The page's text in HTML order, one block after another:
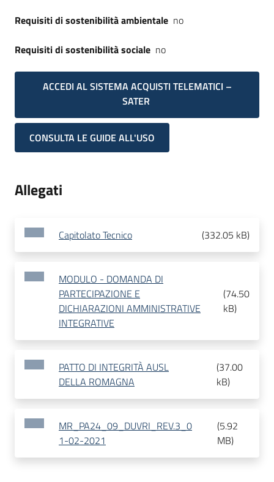
Requisiti di sostenibilità ambientale no
Requisiti di sostenibilità sociale no
ACCEDI AL SISTEMA ACQUISTI TELEMATICI –
SATER
CONSULTA LE GUIDE ALL'USO
Allegati
Capitolato Tecnico (332.05 kB)
MODULO - DOMANDA DI
PARTECIPAZIONE E
DICHIARAZIONI AMMINISTRATIVE
INTEGRATIVE
(74.50
kB)
PATTO DI INTEGRITÀ AUSL
DELLA ROMAGNA
(37.00
kB)
MR_PA24_09_DUVRI_REV.3_0
1-02-2021
(5.92
MB)